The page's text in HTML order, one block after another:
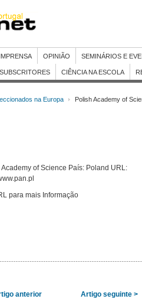
OPINIÃO SEMINÁRIOS E
CIÊNCIA NA ESCOLA
na Europa Polish Academy of
Academy of Science País: Poland URL:
para mais Informação
anterior Artigo seguinte >